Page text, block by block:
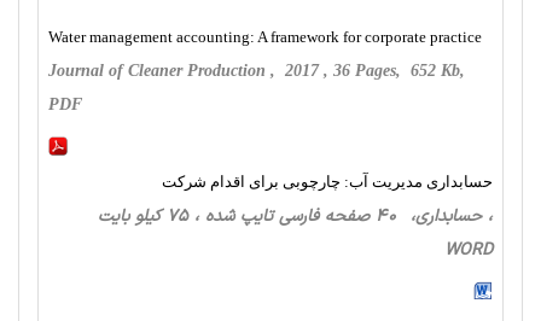
Water management accounting: A framework for corporate practice
Journal of Cleaner Production , 2017 , 36 Pages, 652 Kb,
PDF
حسابداری مدیریت آب: چارچوبی برای اقدام شرکت
، حسابداری، 40 صفحه فارسی تایپ شده ، 75 کیلو بایت
WORD